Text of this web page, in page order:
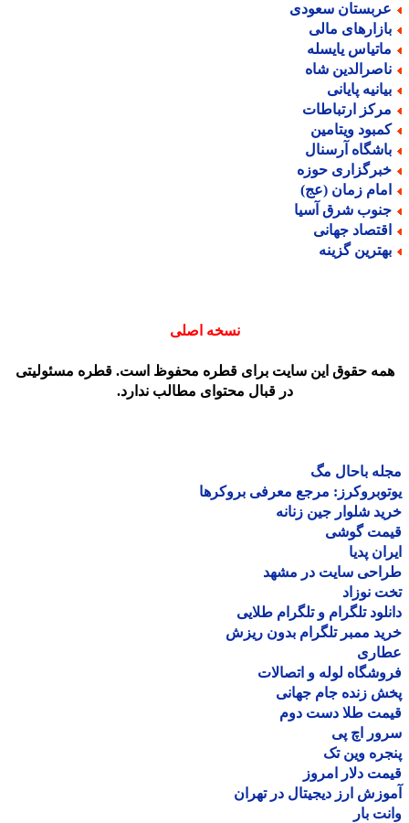
سعودی
مالی
یایسله
شاه
پایانی
ارتباطات
ویتامین
آرسنال
حوزه
زمان (عج)
شرق آسیا
جهانی
گزینه
نسخه اصلی
حقوق این سایت برای قطره محفوظ است. قطره مسئولیتی
در قبال محتوای مطالب ندارد.
باحال مگ
مرجع معرفی بروکرها
شلوار جین زنانه
گوشی
پدیا
سایت در مشهد
نوزاد
تلگرام و تلگرام طلایی
ممبر تلگرام بدون ریزش
لوله و اتصالات
زنده جام جهانی
طلا دست دوم
اچ پی
وین تک
دلار امروز
ارز دیجیتال در تهران
بار